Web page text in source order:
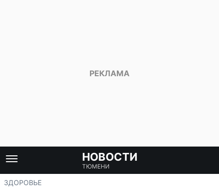
НОВОСТИ
ТЮМЕНИ
ЗДОРОВЬЕ